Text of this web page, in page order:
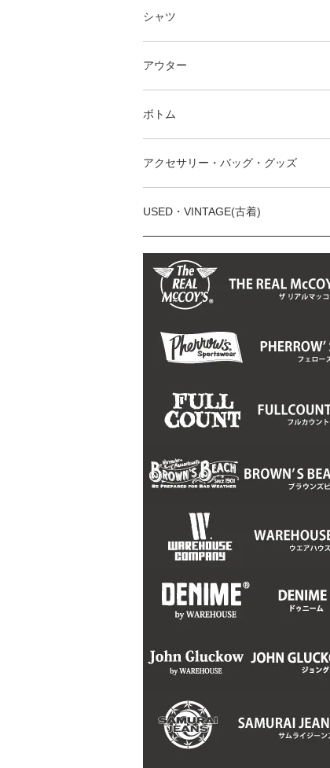
シャツ
アウター
ボトム
アクセサリー・バッグ・グッズ
USED・VINTAGE(古着)